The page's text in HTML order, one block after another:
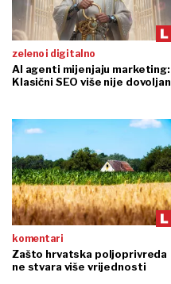
zeleno i digitalno
AI agenti mijenjaju marketing:
Klasični SEO više nije dovoljan
komentari
Zašto hrvatska poljoprivreda
ne stvara više vrijednosti